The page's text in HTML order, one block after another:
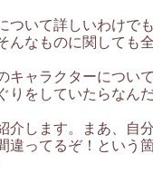
ついて詳しいわけでも
んなものに関しても全
キャラクターについて
りをしていたらなん
介します。まあ、自分
違ってるぞ！という